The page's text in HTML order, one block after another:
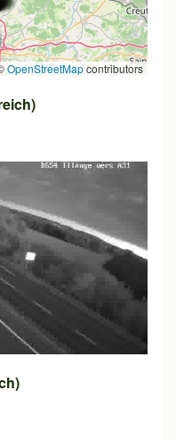
OpenStreetMapcontributors